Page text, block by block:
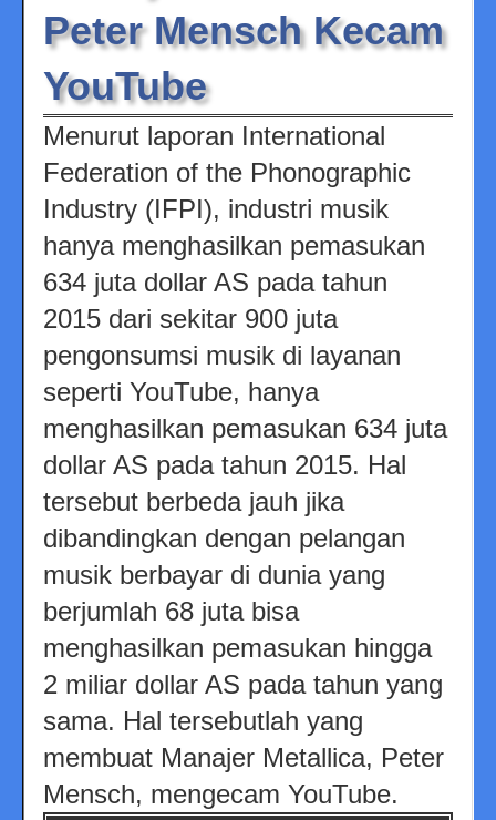
Peter Mensch Kecam
YouTube
Menurut laporan International
Federation of the Phonographic
Industry (IFPI), industri musik
hanya menghasilkan pemasukan
634 juta dollar AS pada tahun
2015 dari sekitar 900 juta
pengonsumsi musik di layanan
seperti YouTube, hanya
menghasilkan pemasukan 634 juta
dollar AS pada tahun 2015. Hal
tersebut berbeda jauh jika
dibandingkan dengan pelangan
musik berbayar di dunia yang
berjumlah 68 juta bisa
menghasilkan pemasukan hingga
2 miliar dollar AS pada tahun yang
sama. Hal tersebutlah yang
membuat Manajer Metallica, Peter
Mensch, mengecam YouTube.